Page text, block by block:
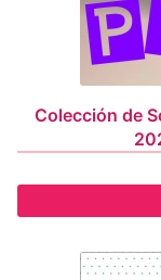
Colección de